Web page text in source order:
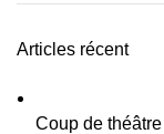
Articles récent
Coup de